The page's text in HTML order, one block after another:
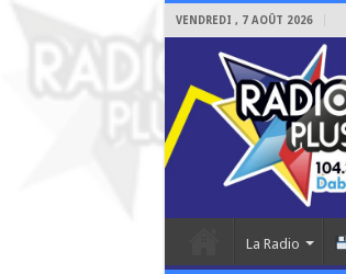
VENDREDI , 7 AOÛT 2026
La Radio